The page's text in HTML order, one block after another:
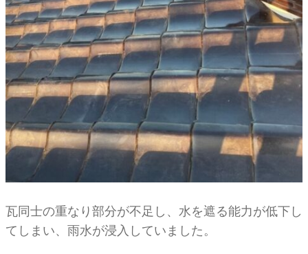
瓦同士の重なり部分が不足し、水を遮る能力が低下し
てしまい、雨水が浸入していました。